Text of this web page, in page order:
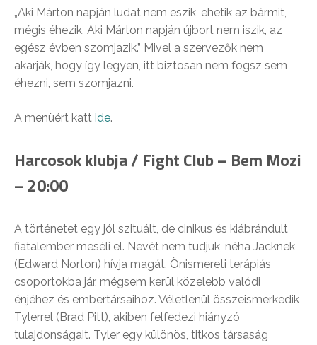
„Aki Márton napján ludat nem eszik, ehetik az bármit,
mégis éhezik. Aki Márton napján újbort nem iszik, az
egész évben szomjazik.” Mivel a szervezők nem
akarják, hogy így legyen, itt biztosan nem fogsz sem
éhezni, sem szomjazni.
A menüért katt ide.
Harcosok klubja / Fight Club – Bem Mozi
– 20:00
A történetet egy jól szituált, de cinikus és kiábrándult
fiatalember meséli el. Nevét nem tudjuk, néha Jacknek
(Edward Norton) hívja magát. Önismereti terápiás
csoportokba jár, mégsem kerül közelebb valódi
énjéhez és embertársaihoz. Véletlenül összeismerkedik
Tylerrel (Brad Pitt), akiben felfedezi hiányzó
tulajdonságait. Tyler egy különös, titkos társaság